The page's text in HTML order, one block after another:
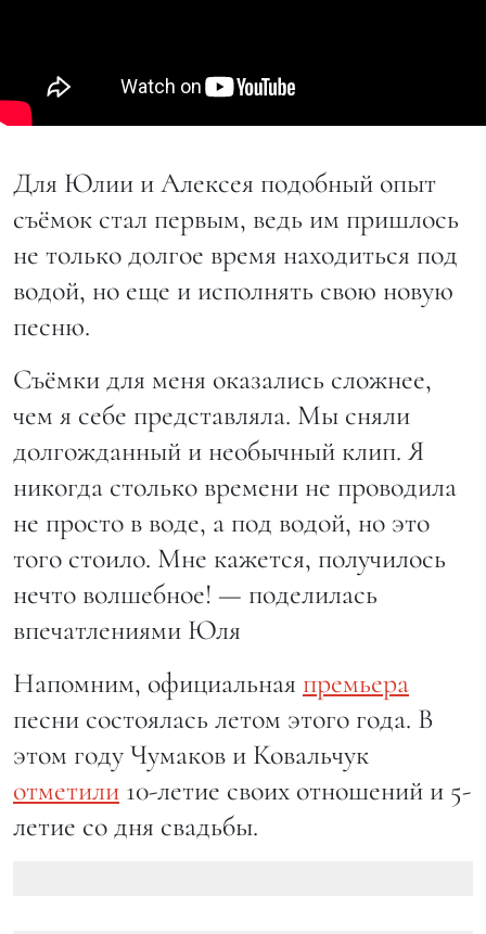
Для Юлии и Алексея подобный опыт
съёмок стал первым, ведь им пришлось
не только долгое время находиться под
водой, но еще и исполнять свою новую
песню.
Съёмки для меня оказались сложнее,
чем я себе представляла. Мы сняли
долгожданный и необычный клип. Я
никогда столько времени не проводила
не просто в воде, а под водой, но это
того стоило. Мне кажется, получилось
нечто волшебное! — поделилась
впечатлениями Юля
Напомним, официальная премьера
песни состоялась летом этого года. В
этом году Чумаков и Ковальчук
отметили 10-летие своих отношений и 5-
летие со дня свадьбы.